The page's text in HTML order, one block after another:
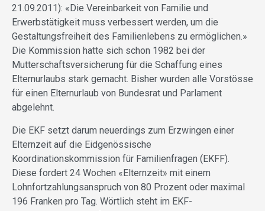
21.09.2011): «Die Vereinbarkeit von Familie und
Erwerbstätigkeit muss verbessert werden, um die
Gestaltungsfreiheit des Familienlebens zu ermöglichen.»
Die Kommission hatte sich schon 1982 bei der
Mutterschaftsversicherung für die Schaffung eines
Elternurlaubs stark gemacht. Bisher wurden alle Vorstösse
für einen Eltern­urlaub von Bundesrat und Parlament
abgelehnt.
Die EKF setzt darum neuerdings zum Erzwingen einer
Elternzeit auf die Eidgenössische
Koordinationskommission für Familienfragen (EKFF).
Diese fordert 24 Wochen «Elternzeit» mit einem
Lohnfortzahlungsanspruch von 80 Prozent oder maximal
196 Franken pro Tag. Wörtlich steht im EKF-